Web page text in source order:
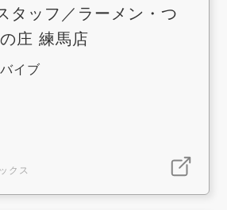
タッフ／ラーメン・つ
庄 練馬店
イブ
クス